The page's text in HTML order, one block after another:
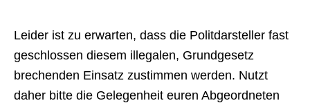
Leider ist zu erwarten, dass die Politdarsteller fast
geschlossen diesem illegalen, Grundgesetz
brechenden Einsatz zustimmen werden. Nutzt
daher bitte die Gelegenheit euren Abgeordneten